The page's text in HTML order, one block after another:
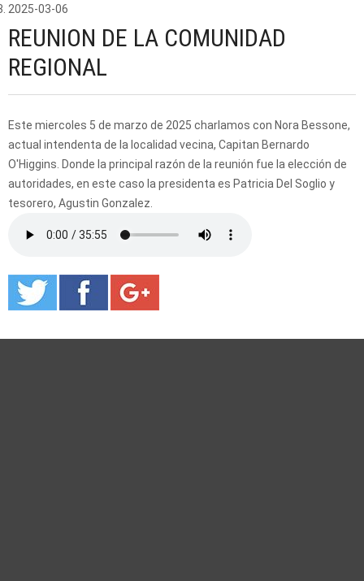
2025-03-06
REUNION DE LA COMUNIDAD
REGIONAL
Este miercoles 5 de marzo de 2025 charlamos con Nora Bessone,
actual intendenta de la localidad vecina, Capitan Bernardo
O'Higgins. Donde la principal razón de la reunión fue la elección de
autoridades, en este caso la presidenta es Patricia Del Soglio y
tesorero, Agustin Gonzalez.